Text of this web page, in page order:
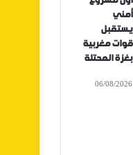
أمني
يستقبل
قوات مغربية
بغزة المحتلة
06/08/2026